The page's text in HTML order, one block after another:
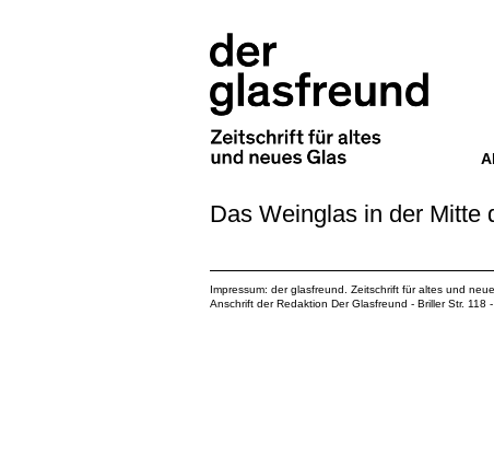
Das Weinglas in der Mitte
Impressum: der glasfreund. Zeitschrift für altes und
Anschrift der Redaktion Der Glasfreund - Briller Str.